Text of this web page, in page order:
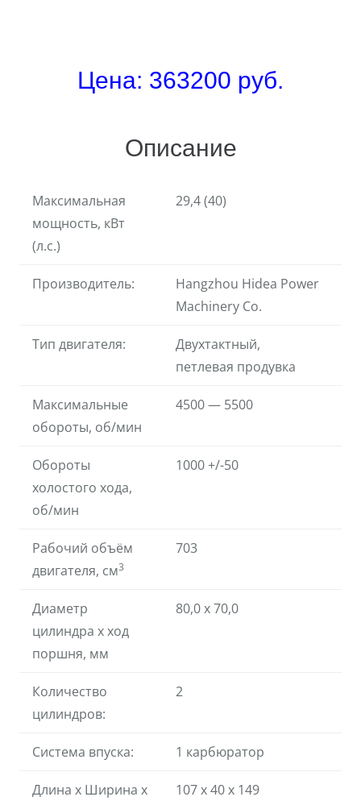
Цена: 363200 руб.
Описание
Максимальная
мощность, кВт
(л.с.)
29,4 (40)
Производитель:
Hangzhou Hidea Power
Machinery Co.
Тип двигателя:
Двухтактный,
петлевая продувка
Максимальные
обороты, об/мин
4500 — 5500
Обороты
холостого хода,
об/мин
1000 +/-50
Рабочий объём
двигателя, см3
703
Диаметр
цилиндра х ход
поршня, мм
80,0 х 70,0
Количество
цилиндров:
2
Система впуска: 1 карбюратор
Длина х Ширина х
107 х 40 х 149